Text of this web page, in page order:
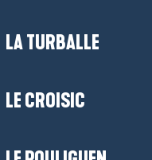
LA TURBALLE
LE CROISIC
espaces de bien-être
moment rien qu’à
corps,...